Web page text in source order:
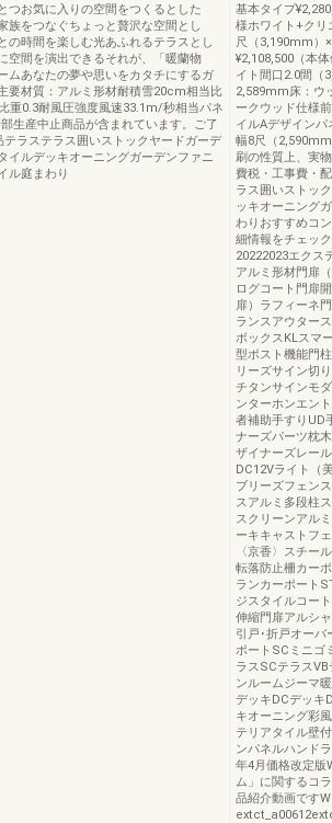
つお気に入りの空間をつくるとした
族をつなぐちょっと贅沢な空間とし
の時間を楽しむ光あふれるテラスとし
空間を演出できるそれが、「暖蘭物
ムあなたの夢や思いをカタチにするガ
要材質：アルミ形材耐積雪20cm相当比
重0.3耐風圧強度風速33.1m/秒相当パネ
生産中止商品が含まれています。ご了
ラステラス囲いストックヤードガーデ
イルデッキオーニングガーデンファニ
ル庭まわり
基本タイプ
様ホワイト+クリ
尺（3,190mm）
¥2,108,500（本
イト間口2.0間（
2,589mm床：ウ
ークウッド仕様
イルAデザイン
幅8尺（
刷の性質上、実
費税・工事費・
ラス囲いストッ
ッキオーニング
わりおすすめコ
細情報をチェッ
20222023エクス
アルミ形材門扉
ログコート門扉
扉）ラフィーネ
ランスアウター
ボックスKLスマ
型ポスト機能門
リーズサイン切
チタンサインモ
ンターホンエン
者補助手すりUD
ナーズパーツ枕
ザイナーズレー
DC12Vライト（
ブリーズフェン
スアルミ多段柱
スクリーンアル
ーキキャストフ
〈京香〉スチー
転落防止柵カー
ランカーポート
ジスタイルコー
伸縮門扉アルシ
引戸･折戸オーバ
ポートSCミニゴ
ラスSCテラス
ンルームジーマ
デッキDCデッキ
キオーニング彩
テリアタイル壁
ンパネルハンド
年4月価格改定版
ム」に関するコ
品紹介動画です